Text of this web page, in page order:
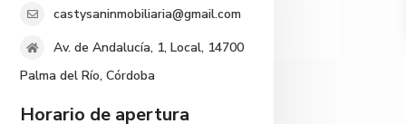
castysaninmobiliaria@gmail.com
Av. de Andalucía, 1, Local, 14700
Palma del Río, Córdoba
Horario de apertura